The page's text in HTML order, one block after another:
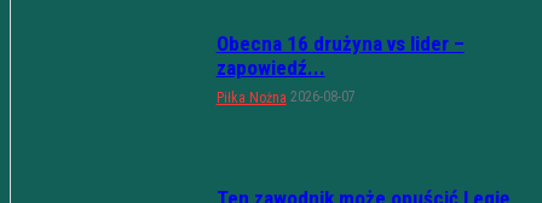
Obecna 16 drużyna vs lider –
zapowiedź...
Piłka Nożna 2026-08-07
Ten zawodnik może opuścić Legię